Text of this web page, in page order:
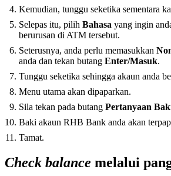
Kemudian, tunggu seketika sementara
Selepas itu, pilih Bahasa yang ingin
berurusan di ATM tersebut.
Seterusnya, anda perlu memasukkan
anda dan tekan butang Enter/Masuk.
Tunggu seketika sehingga akaun anda
Menu utama akan dipaparkan.
Sila tekan pada butang Pertanyaan
Baki akaun RHB Bank anda akan
Tamat.
Check balance melalui